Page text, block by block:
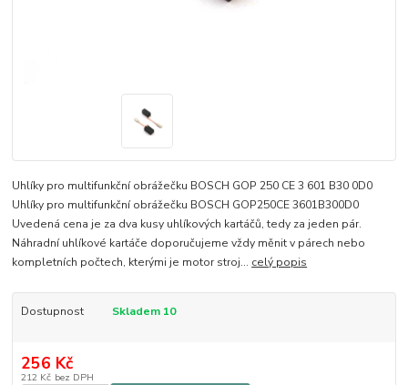
Uhlíky pro multifunkční obrážečku BOSCH GOP 250 CE 3 601 B30 0D0
Uhlíky pro multifunkční obrážečku BOSCH GOP250CE 3601B300D0
Uvedená cena je za dva kusy uhlíkových kartáčů, tedy za jeden pár.
Náhradní uhlíkové kartáče doporučujeme vždy měnit v párech nebo
kompletních počtech, kterými je motor stroj... celý popis
Dostupnost Skladem 10
256 Kč
212 Kč bez DPH